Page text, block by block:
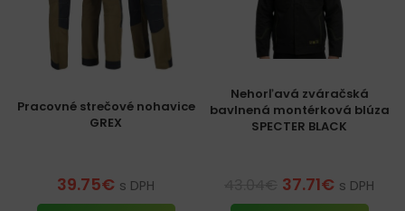
Pracovné strečové nohavice
GREX
39.75€ s DPH
Nehorľavá zváračská
bavlnená montérková blúza
SPECTER BLACK
37.71€ s DPH